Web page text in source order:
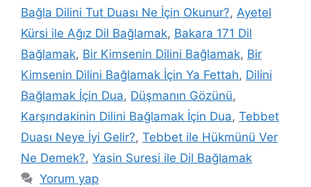
Bağla Dilini Tut Duası Ne İçin Okunur?, Ayetel
Kürsi ile Ağız Dil Bağlamak, Bakara 171 Dil
Bağlamak, Bir Kimsenin Dilini Bağlamak, Bir
Kimsenin Dilini Bağlamak İçin Ya Fettah, Dilini
Bağlamak İçin Dua, Düşmanın Gözünü,
Karşındakinin Dilini Bağlamak İçin Dua, Tebbet
Duası Neye İyi Gelir?, Tebbet ile Hükmünü Ver
Ne Demek?, Yasin Suresi ile Dil Bağlamak
Yorum yap